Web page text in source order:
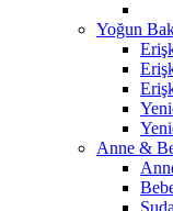
Yoğun
Anne &